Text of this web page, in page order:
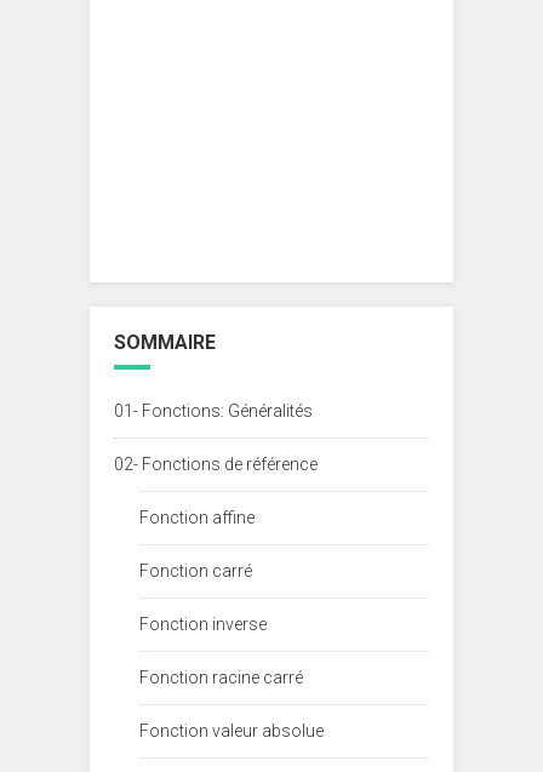
SOMMAIRE
01- Fonctions: Généralités
02- Fonctions de référence
Fonction affine
Fonction carré
Fonction inverse
Fonction racine carré
Fonction valeur absolue